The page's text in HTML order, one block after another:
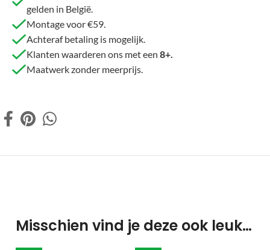
gelden in België.
Montage voor €59.
Achteraf betaling is mogelijk.
Klanten waarderen ons met een 8+.
Maatwerk zonder meerprijs.
Misschien vind je deze ook leuk…